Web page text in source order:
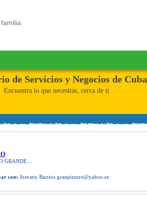
de Servicios y Negocios de Cuba
Encuentra lo que necesitas, cerca de ti
GRANDE...
con: Josvany Barrios granpizzero@yahoo.es